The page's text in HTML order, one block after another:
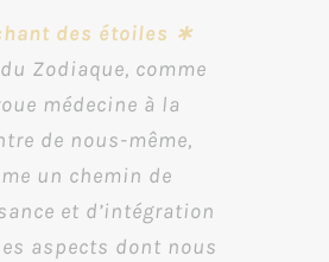
des étoiles ∗
Zodiaque, comme
médecine à la
de nous-même,
un chemin de
et d’intégration
aspects dont nous